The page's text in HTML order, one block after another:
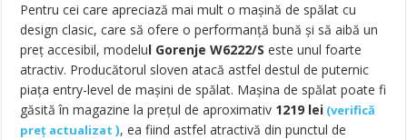
Pentru cei care apreciază mai mult o mașină de spălat cu
design clasic, care să ofere o performanță bună și să aibă un
preț accesibil, modelul Gorenje W6222/S este unul foarte
atractiv. Producătorul sloven atacă astfel destul de puternic
piața entry-level de mașini de spălat. Mașina de spălat poate fi
găsită în magazine la prețul de aproximativ 1219 lei (verifică
preț actualizat), ea fiind astfel atractivă din punctul de